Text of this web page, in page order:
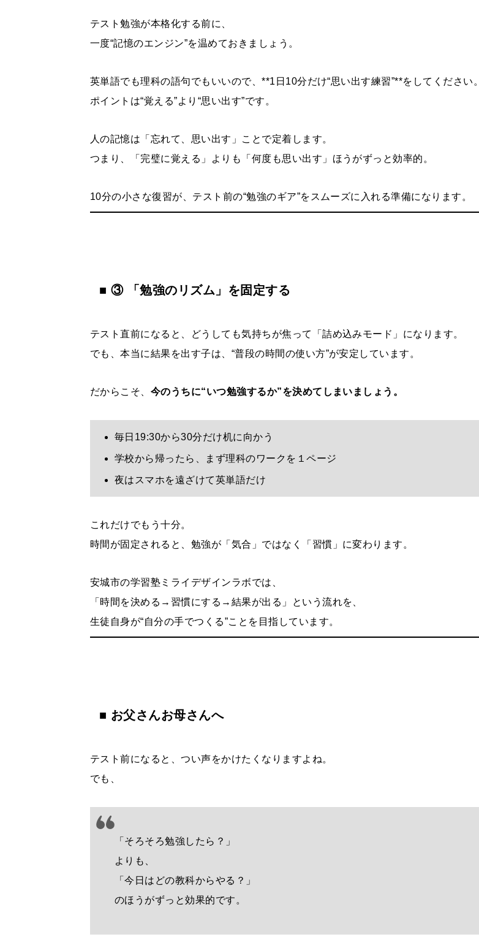
テスト勉強が本格化する前に、
一度“記憶のエンジン”を温めておきましょう。
英単語でも理科の語句でもいいので、**1日10分だけ“思い出す練習”**をしてください。
ポイントは“覚える”より“思い出す”です。
人の記憶は「忘れて、思い出す」ことで定着します。
つまり、「完璧に覚える」よりも「何度も思い出す」ほうがずっと効率的。
10分の小さな復習が、テスト前の“勉強のギア”をスムーズに入れる準備になります。
■ ③ 「勉強のリズム」を固定する
テスト直前になると、どうしても気持ちが焦って「詰め込みモード」になります。
でも、本当に結果を出す子は、“普段の時間の使い方”が安定しています。
だからこそ、 今のうちに“いつ勉強するか”を決めてしまいましょう。
毎日19:30から30分だけ机に向かう
学校から帰ったら、まず理科のワークを１ページ
夜はスマホを遠ざけて英単語だけ
これだけでもう十分。
時間が固定されると、勉強が「気合」ではなく「習慣」に変わります。
安城市の学習塾ミライデザインラボでは、
「時間を決める→習慣にする→結果が出る」という流れを、
生徒自身が“自分の手でつくる”ことを目指しています。
■ お父さんお母さんへ
テスト前になると、つい声をかけたくなりますよね。
でも、
「そろそろ勉強したら？」
よりも、
「今日はどの教科からやる？」
のほうがずっと効果的です。